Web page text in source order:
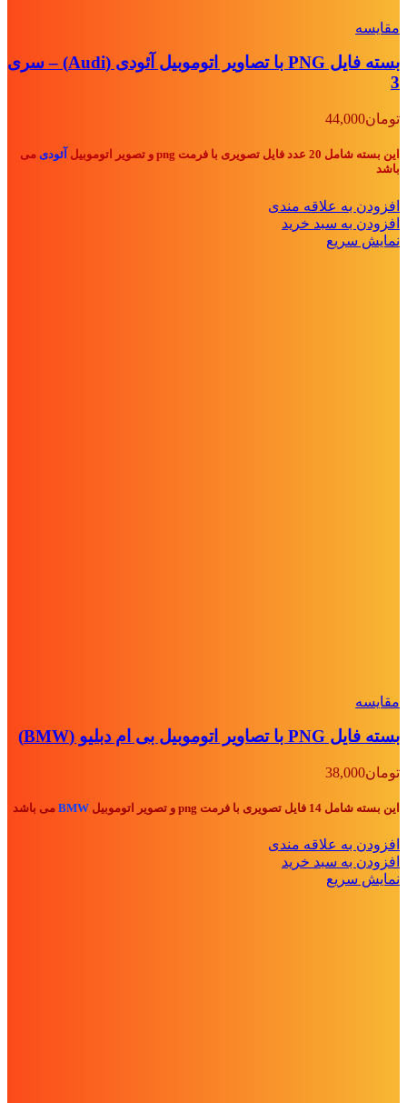
مقايسه
بسته فایل PNG با تصاویر اتوموبیل آئودی (Audi) – سری
3
تومان44,000
این بسته شامل 20 عدد فایل تصویری با فرمت png و تصویر اتوموبیل آئودی می
باشد
افزودن به علاقه مندی
افزودن به سبد خرید
نمایش سریع
مقايسه
بسته فایل PNG با تصاویر اتوموبیل بی ام دبلیو (BMW)
تومان38,000
این بسته شامل 14 فایل تصویری با فرمت png و تصویر اتوموبیل BMW می باشد
افزودن به علاقه مندی
افزودن به سبد خرید
نمایش سریع